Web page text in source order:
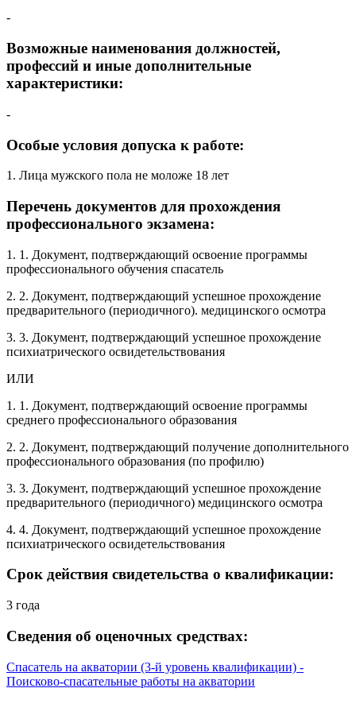
-
Возможные наименования должностей,
профессий и иные дополнительные
характеристики:
-
Особые условия допуска к работе:
1. Лица мужского пола не моложе 18 лет
Перечень документов для прохождения
профессионального экзамена:
1. 1. Документ, подтверждающий освоение программы
профессионального обучения спасатель
2. 2. Документ, подтверждающий успешное прохождение
предварительного (периодичного). медицинского осмотра
3. 3. Документ, подтверждающий успешное прохождение
психиатрического освидетельствования
ИЛИ
1. 1. Документ, подтверждающий освоение программы
среднего профессионального образования
2. 2. Документ, подтверждающий получение дополнительного
профессионального образования (по профилю)
3. 3. Документ, подтверждающий успешное прохождение
предварительного (периодичного) медицинского осмотра
4. 4. Документ, подтверждающий успешное прохождение
психиатрического освидетельствования
Срок действия свидетельства о квалификации:
3 года
Сведения об оценочных средствах:
Спасатель на акватории (3-й уровень квалификации) -
Поисково-спасательные работы на акватории